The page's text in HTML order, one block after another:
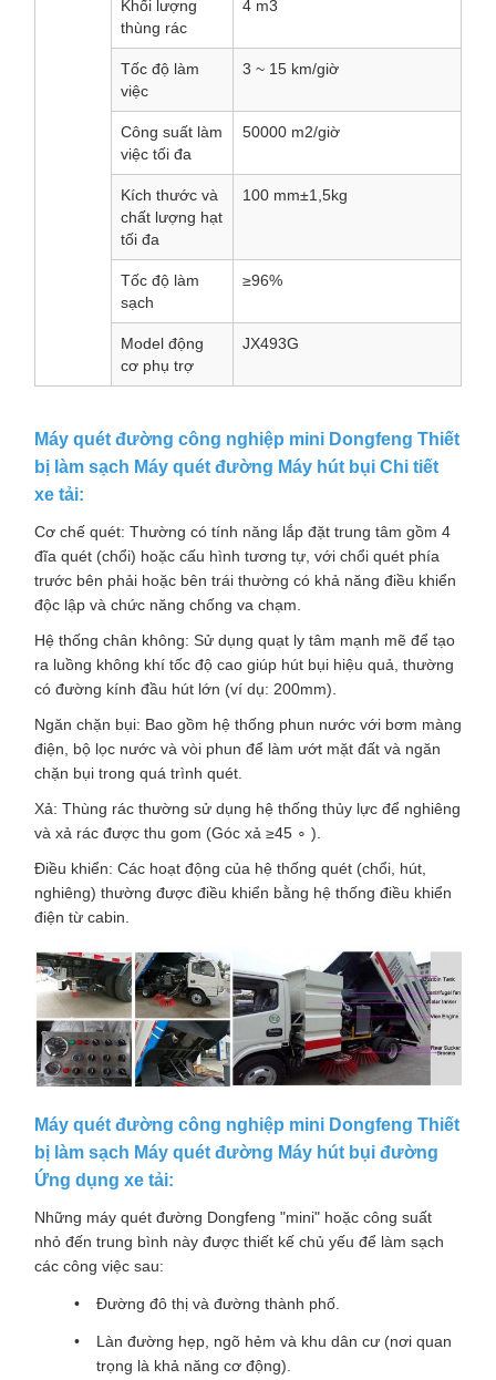
Khối lượng
thùng rác
4 m3
Tốc độ làm
việc
3 ~ 15 km/giờ
Công suất làm
việc tối đa
50000 m2/giờ
Kích thước và
chất lượng hạt
tối đa
100 mm±1,5kg
Tốc độ làm
sạch
≥96%
Model động
cơ phụ trợ
JX493G
Máy quét đường công nghiệp mini Dongfeng Thiết
bị làm sạch Máy quét đường Máy hút bụi Chi tiết
xe tải:
Cơ chế quét: Thường có tính năng lắp đặt trung tâm gồm 4
đĩa quét (chổi) hoặc cấu hình tương tự, với chổi quét phía
trước bên phải hoặc bên trái thường có khả năng điều khiển
độc lập và chức năng chống va chạm.
Hệ thống chân không: Sử dụng quạt ly tâm mạnh mẽ để tạo
ra luồng không khí tốc độ cao giúp hút bụi hiệu quả, thường
có đường kính đầu hút lớn (ví dụ: 200mm).
Ngăn chặn bụi: Bao gồm hệ thống phun nước với bơm màng
điện, bộ lọc nước và vòi phun để làm ướt mặt đất và ngăn
chặn bụi trong quá trình quét.
Xả: Thùng rác thường sử dụng hệ thống thủy lực để nghiêng
và xả rác được thu gom (Góc xả ≥45 ∘ ).
Điều khiển: Các hoạt động của hệ thống quét (chổi, hút,
nghiêng) thường được điều khiển bằng hệ thống điều khiển
điện từ cabin.
Máy quét đường công nghiệp mini Dongfeng Thiết
bị làm sạch Máy quét đường Máy hút bụi đường
Ứng dụng xe tải:
Những máy quét đường Dongfeng "mini" hoặc công suất
nhỏ đến trung bình này được thiết kế chủ yếu để làm sạch
các công việc sau:
Đường đô thị và đường thành phố.
Làn đường hẹp, ngõ hẻm và khu dân cư (nơi quan
trọng là khả năng cơ động).